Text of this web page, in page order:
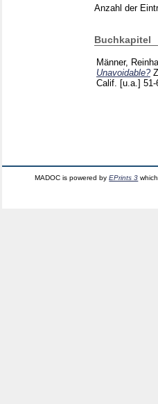
Anzahl der
Buchkapitel
Männer,
Unavoidable?
Calif. [u.a.] 51-
MADOC is powered byEPrints 3